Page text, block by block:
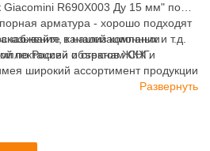
Giacomini R690X003 Ду 15 мм" по
арматура - хорошо подходят
канализационных и т.д.
объектов ЖКХ и
широкий ассортимент продукции
канализации и
в нашей компании
по России и странам СНГ.
Развернуть